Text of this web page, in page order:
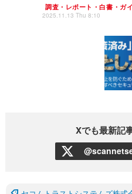
調査・レポート・白書・ガ
2025.11.13 Thu 8:10
Xでも最新記